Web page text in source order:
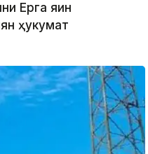
Ерга яқин
ҳукумат